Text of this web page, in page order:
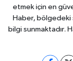
etmek için en
Haber, bölgedeki
bilgi sunmaktadır.